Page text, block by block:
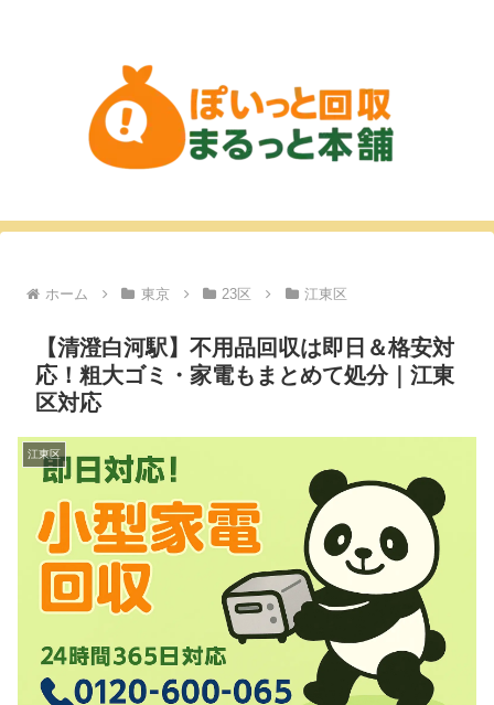
ホーム 東京 23区 江東区
【清澄白河駅】不用品回収は即日＆格安対
応！粗大ゴミ・家電もまとめて処分｜江東
区対応
江東区